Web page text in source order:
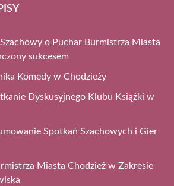
o Puchar Burmistrza Miasta
sukcesem
Komedy w Chodzieży
Dyskusyjnego Klubu Książki w
Spotkań Szachowych i Gier
Miasta Chodzież w Zakresie